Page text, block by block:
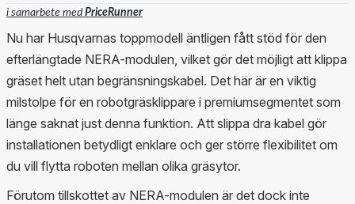
i samarbete medPriceRunner
Nu har Husqvarnas toppmodell äntligen fått stöd för den
efterlängtade NERA-modulen, vilket gör det möjligt att klippa
gräset helt utan begränsningskabel. Det här är en viktig
milstolpe för en robotgräsklippare i premiumsegmentet som
länge saknat just denna funktion. Att slippa dra kabel gör
installationen betydligt enklare och ger större flexibilitet om
du vill flytta roboten mellan olika gräsytor.
Förutom tillskottet av NERA-modulen är det dock inte